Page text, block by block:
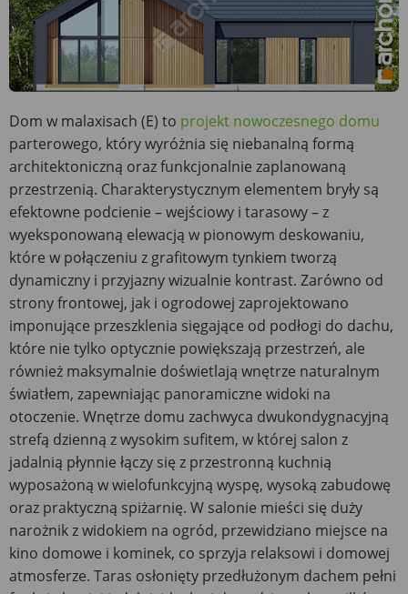
Dom w malaxisach (E) to projekt nowoczesnego domu
parterowego, który wyróżnia się niebanalną formą
architektoniczną oraz funkcjonalnie zaplanowaną
przestrzenią. Charakterystycznym elementem bryły są
efektowne podcienie – wejściowy i tarasowy – z
wyeksponowaną elewacją w pionowym deskowaniu,
które w połączeniu z grafitowym tynkiem tworzą
dynamiczny i przyjazny wizualnie kontrast. Zarówno od
strony frontowej, jak i ogrodowej zaprojektowano
imponujące przeszklenia sięgające od podłogi do dachu,
które nie tylko optycznie powiększają przestrzeń, ale
również maksymalnie doświetlają wnętrze naturalnym
światłem, zapewniając panoramiczne widoki na
otoczenie. Wnętrze domu zachwyca dwukondygnacyjną
strefą dzienną z wysokim sufitem, w której salon z
jadalnią płynnie łączy się z przestronną kuchnią
wyposażoną w wielofunkcyjną wyspę, wysoką zabudowę
oraz praktyczną spiżarnię. W salonie mieści się duży
narożnik z widokiem na ogród, przewidziano miejsce na
kino domowe i kominek, co sprzyja relaksowi i domowej
atmosferze. Taras osłonięty przedłużonym dachem pełni